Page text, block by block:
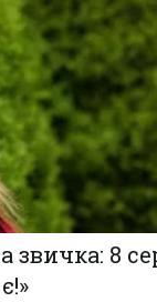
звичка: 8